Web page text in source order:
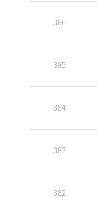
386
385
384
383
382